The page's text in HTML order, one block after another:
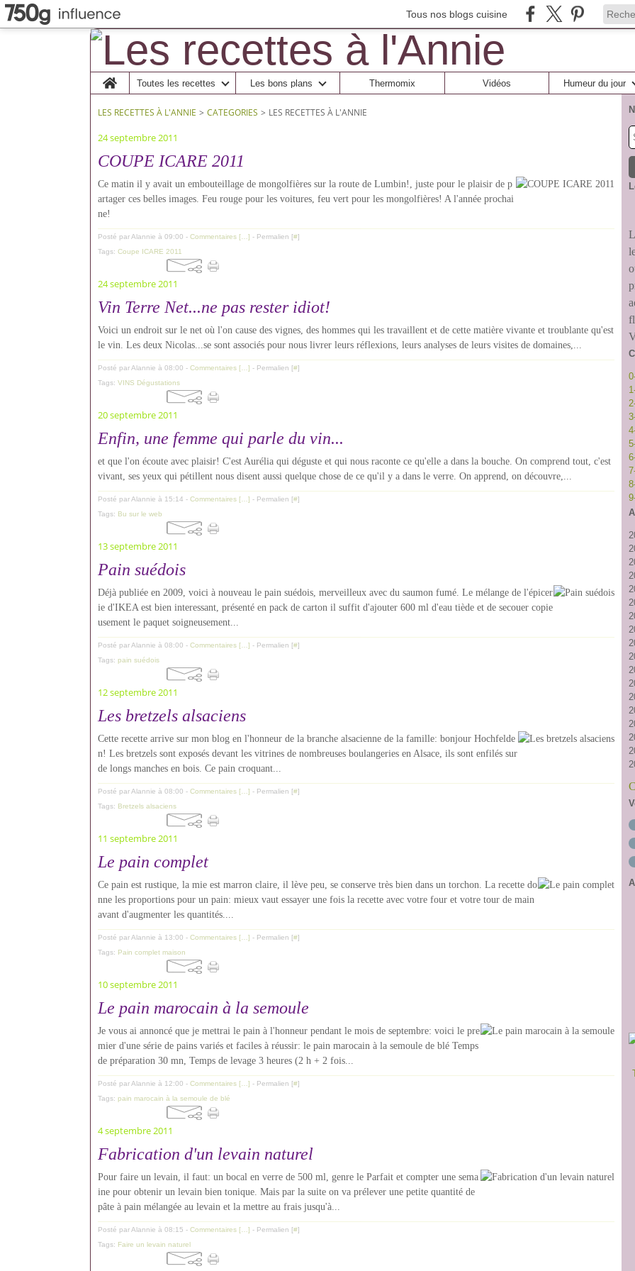
Tous nos blogs cuisine
Home
Toutes les recettes Les bons plans Thermomix Vidéos Humeur du jour
LES RECETTES À L'ANNIE > CATEGORIES > LES RECETTES À L'ANNIE
24 septembre 2011
COUPE ICARE 2011
Ce matin il y avait un embouteillage de mongolfières sur la route de Lumbin!, juste pour le plaisir de p
artager ces belles images. Feu rouge pour les voitures, feu vert pour les mongolfières! A l'année prochai
ne!
Posté par Alannie à 09:00 - Commentaires [ ] - Permalien [#]
Tags: Coupe ICARE 2011
24 septembre 2011
Vin Terre Net...ne pas rester idiot!
Voici un endroit sur le net où l'on cause des vignes, des hommes qui les travaillent et de cette matière vivante et troublante qu'est
le vin. Les deux Nicolas...se sont associés pour nous livrer leurs réflexions, leurs analyses de leurs visites de domaines,...
Posté par Alannie à 08:00 - Commentaires [ ] - Permalien [#]
Tags: VINS Dégustations
20 septembre 2011
Enfin, une femme qui parle du vin...
et que l'on écoute avec plaisir! C'est Aurélia qui déguste et qui nous raconte ce qu'elle a dans la bouche. On comprend tout, c'est
vivant, ses yeux qui pétillent nous disent aussi quelque chose de ce qu'il y a dans le verre. On apprend, on découvre,...
Posté par Alannie à 15:14 - Commentaires [ ] - Permalien [#]
Tags: Bu sur le web
13 septembre 2011
Pain suédois
Déjà publiée en 2009, voici à nouveau le pain suédois, merveilleux avec du saumon fumé. Le mélange de l'épicer
ie d'IKEA est bien interessant, présenté en pack de carton il suffit d'ajouter 600 ml d'eau tiède et de secouer copie
usement le paquet soigneusement...
Posté par Alannie à 08:00 - Commentaires [ ] - Permalien [#]
Tags: pain suédois
12 septembre 2011
Les bretzels alsaciens
Cette recette arrive sur mon blog en l'honneur de la branche alsacienne de la famille: bonjour Hochfelde
n! Les bretzels sont exposés devant les vitrines de nombreuses boulangeries en Alsace, ils sont enfilés sur
de longs manches en bois. Ce pain croquant...
Posté par Alannie à 08:00 - Commentaires [ ] - Permalien [#]
Tags: Bretzels alsaciens
11 septembre 2011
Le pain complet
Ce pain est rustique, la mie est marron claire, il lève peu, se conserve très bien dans un torchon. La recette do
nne les proportions pour un pain: mieux vaut essayer une fois la recette avec votre four et votre tour de main
avant d'augmenter les quantités....
Posté par Alannie à 13:00 - Commentaires [ ] - Permalien [#]
Tags: Pain complet maison
10 septembre 2011
Le pain marocain à la semoule
Je vous ai annoncé que je mettrai le pain à l'honneur pendant le mois de septembre: voici le pre
mier d'une série de pains variés et faciles à réussir: le pain marocain à la semoule de blé Temps
de préparation 30 mn, Temps de levage 3 heures (2 h + 2 fois...
Posté par Alannie à 12:00 - Commentaires [ ] - Permalien [#]
Tags: pain marocain à la semoule de blé
4 septembre 2011
Fabrication d'un levain naturel
Pour faire un levain, il faut: un bocal en verre de 500 ml, genre le Parfait et compter une sema
ine pour obtenir un levain bien tonique. Mais par la suite on va prélever une petite quantité de
pâte à pain mélangée au levain et la mettre au frais jusqu'à...
Posté par Alannie à 08:15 - Commentaires [ ] - Permalien [#]
Tags: Faire un levain naturel